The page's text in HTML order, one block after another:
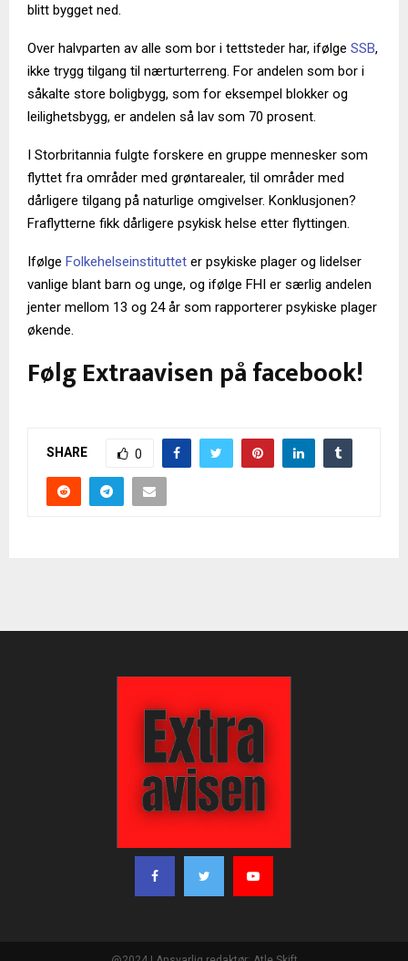
blitt bygget ned.
Over halvparten av alle som bor i tettsteder har, ifølge SSB,
ikke trygg tilgang til nærturterreng. For andelen som bor i
såkalte store boligbygg, som for eksempel blokker og
leilighetsbygg, er andelen så lav som 70 prosent.
I Storbritannia fulgte forskere en gruppe mennesker som
flyttet fra områder med grøntarealer, til områder med
dårligere tilgang på naturlige omgivelser. Konklusjonen?
Fraflytterne fikk dårligere psykisk helse etter flyttingen.
Ifølge Folkehelseinstituttet er psykiske plager og lidelser
vanlige blant barn og unge, og ifølge FHI er særlig andelen
jenter mellom 13 og 24 år som rapporterer psykiske plager
økende.
Følg Extraavisen på facebook!
SHARE 0